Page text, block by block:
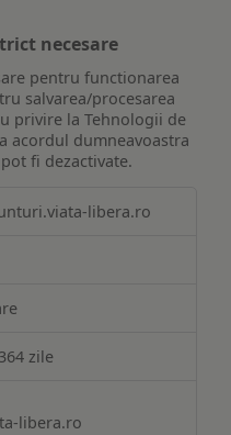
necesare
pentru functionarea
salvarea/procesarea
privire la Tehnologii de
acordul dumneavoastra
fi dezactivate.
libera.ro
364 zile
libera.ro